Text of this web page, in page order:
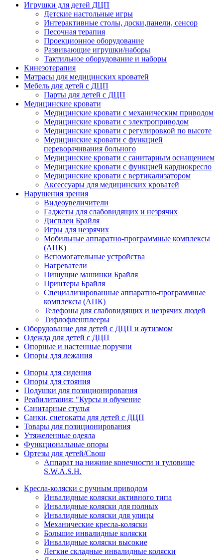
Игрушки для детей ДЦП
Детские настольные игры
Интерактивные столы, доски,панели, сенсор
Песочная терапия
Проекционное оборудование
Развивающие игрушки/наборы
Тактильное оборудование и наборы
Кинезотерапия
Матрасы для медицинских кроватей
Мебель для детей с ДЦП
Парты для детей с ДЦП
Медицинские кровати
Медицинские кровати с механическим приводом
Медицинские кровати с электроприводом
Медицинские кровати с регулировкой по высоте
Медицинские кровати с функцией
переворачивания больного
Медицинские кровати с санитарным оснащением
Медицинские кровати с функцией кардиокресло
Медицинские кровати с вертикализатором
Аксессуары для медицинских кроватей
Нарушения зрения
Видеоувеличители
Гаджеты для слабовидящих и незрячих
Дисплеи Брайля
Игры для незрячих
Мобильные аппаратно-программные комплексы
(АПК)
Вспомогательные устройства
Нагреватели
Пишущие машинки Брайля
Принтеры Брайля
Специализированные аппаратно-программные
комплексы (АПК)
Телефоны для слабовидящих и незрячих людей
Тифлофлешплееры
Оборудование для детей с ДЦП и аутизмом
Одежда для детей с ДЦП
Опорные и настенные поручни
Опоры для лежания
Опоры для сидения
Опоры для стояния
Подушки для позиционирования
Реабилитация: "Курсы и обучение
Санитарные стулья
Санки, снегокаты для детей с ДЦП
Товары для позиционирования
Утяжеленные одеяла
Функциональные опоры
Ортезы для детей/Свош
Аппарат на нижние конечности и туловище
S.W.A.S.H.
Кресла-коляски с ручным приводом
Инвалидные коляски активного типа
Инвалидные коляски для полных
Инвалидные коляски для улицы
Механические кресла-коляски
Большие инвалидные коляски
Инвалидные коляски высокие
Легкие складные инвалидные коляски